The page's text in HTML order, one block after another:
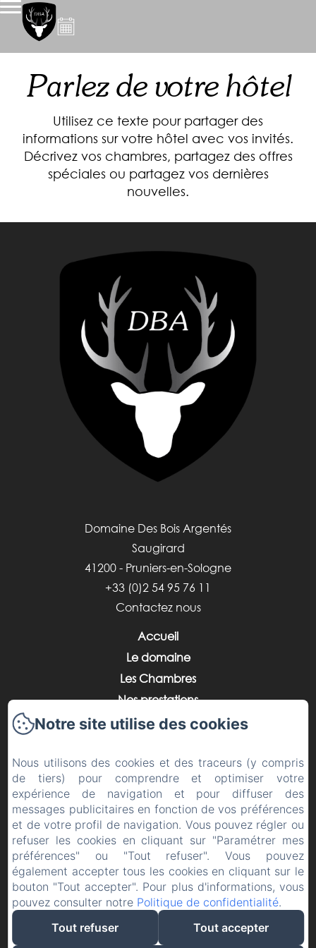
Parlez de votre hôtel
Utilisez ce texte pour partager des
informations sur votre hôtel avec vos invités.
Décrivez vos chambres, partagez des offres
spéciales ou partagez vos dernières
nouvelles.
Domaine Des Bois Argentés
Saugirard
41200 - Pruniers-en-Sologne
+33 (0)2 54 95 76 11
Contactez nous
Accueil
Le domaine
Les Chambres
Nos prestations
Vos événements
Contact
Politique de confidentialité
Informations légales
Informations sur les cookies
Créé par Amenitiz
Notre site utilise des cookies
Nous utilisons des cookies et des traceurs (y compris
de tiers) pour comprendre et optimiser votre
expérience de navigation et pour diffuser des
messages publicitaires en fonction de vos préférences
et de votre profil de navigation. Vous pouvez régler ou
refuser les cookies en cliquant sur "Paramétrer mes
préférences" ou "Tout refuser". Vous pouvez
également accepter tous les cookies en cliquant sur le
bouton "Tout accepter". Pour plus d'informations, vous
pouvez consulter notre Politique de confidentialité.
Tout refuser
Tout accepter